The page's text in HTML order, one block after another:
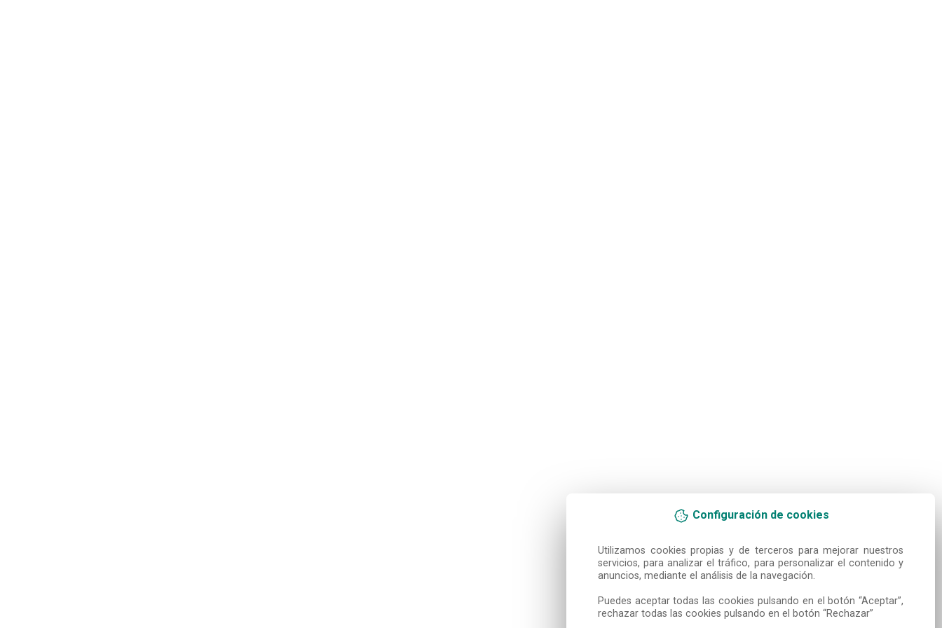
Configuración de cookies
Utilizamos cookies propias y de terceros para mejorar nuestros
servicios, para analizar el tráfico, para personalizar el contenido y
anuncios, mediante el análisis de la navegación.
Puedes aceptar todas las cookies pulsando en el botón “Aceptar”,
rechazar todas las cookies pulsando en el botón “Rechazar”